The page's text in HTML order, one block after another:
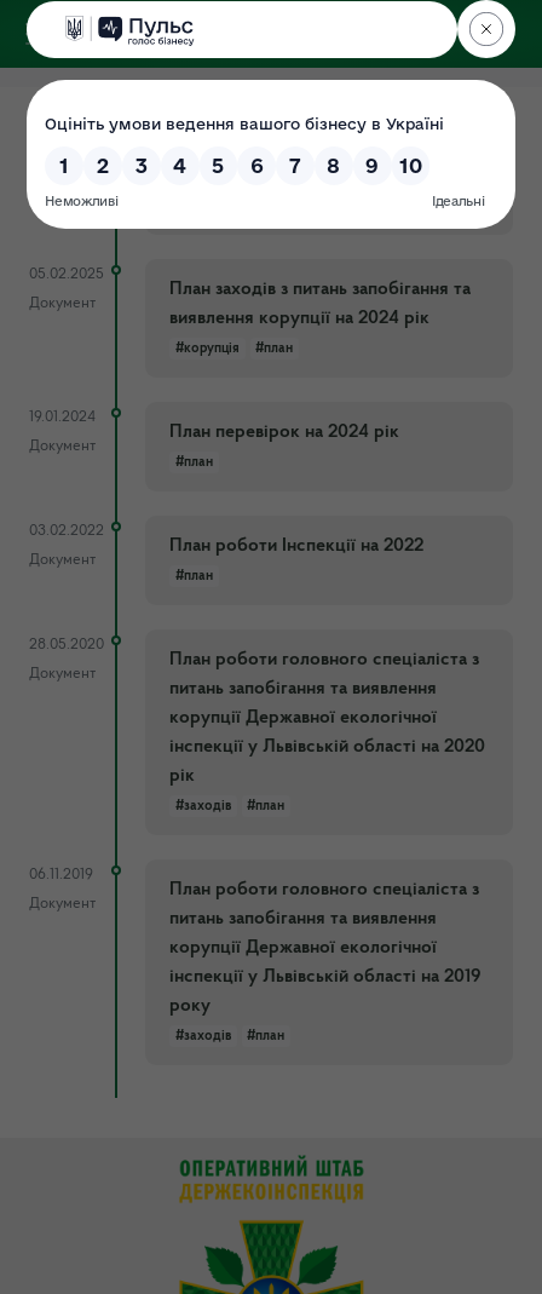
ДЕРЖЕКОІНСПЕКЦІЯ
у Львівській області
05.02.2025
Документ
виявлення корупції на 2025 рік
05.02.2025
Документ
План заходів з питань запобігання та
виявлення корупції на 2024 рік
#корупція #план
19.01.2024
Документ
План перевірок на 2024 рік
#план
03.02.2022
Документ
План роботи Інспекції на 2022
#план
28.05.2020
Документ
План роботи головного спеціаліста з
питань запобігання та виявлення
корупції Державної екологічної
інспекції у Львівській області на 2020
рік
#заходів #план
06.11.2019
Документ
План роботи головного спеціаліста з
питань запобігання та виявлення
корупції Державної екологічної
інспекції у Львівській області на 2019
року
#заходів #план